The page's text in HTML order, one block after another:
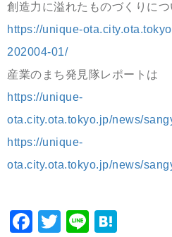
創造力に溢れたものづくりにつ
https://unique-
202004-01/
産業のまち発見隊レポートは
https://unique-
ota.city.ota.tokyo.jp/news/
https://unique-
ota.city.ota.tokyo.jp/news/
Facebook
Twitter
Line